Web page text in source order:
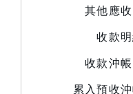
其他應
收款
收款沖
累入預收